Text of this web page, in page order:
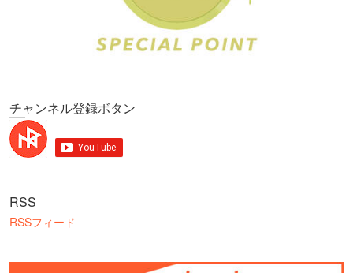
チャンネル登録ボタン
RSS
RSSフィード